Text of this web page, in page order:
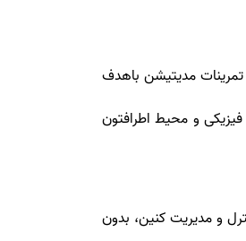
مدیتیشن باهدف
و محیط اطرافتون
و مدیریت کنین، بدون